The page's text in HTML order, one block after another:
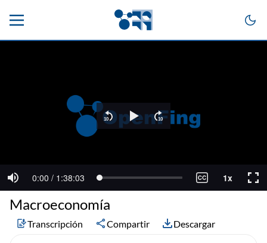
Macroeconomía
Transcripción Compartir Descargar